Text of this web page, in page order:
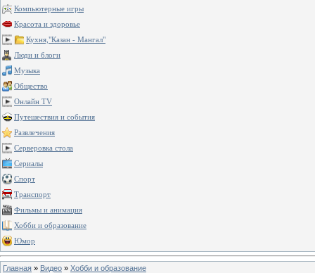
Компьютерные игры
Красота и здоровье
Кухня,"Казан - Мангал"
Люди и блоги
Музыка
Общество
Онлайн TV
Путешествия и события
Развлечения
Серверовка стола
Сериалы
Спорт
Транспорт
Фильмы и анимация
Хобби и образование
Юмор
Главная » Видео » Хобби и образование